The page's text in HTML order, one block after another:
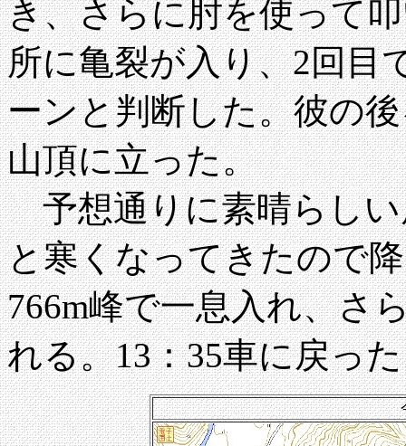
き、さらに肘を使って
所に亀裂が入り、2回目
ーンと判断した。彼の
山頂に立った。
予想通りに素晴らしい
と寒くなってきたので
766m峰で一息入れ、さ
れる。13：35車に戻っ